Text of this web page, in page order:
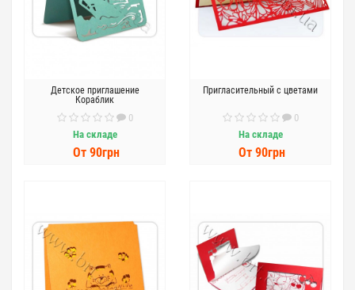
Детское приглашение
Кораблик
0
На складе
От 90грн
Пригласительный с цветами
0
На складе
От 90грн